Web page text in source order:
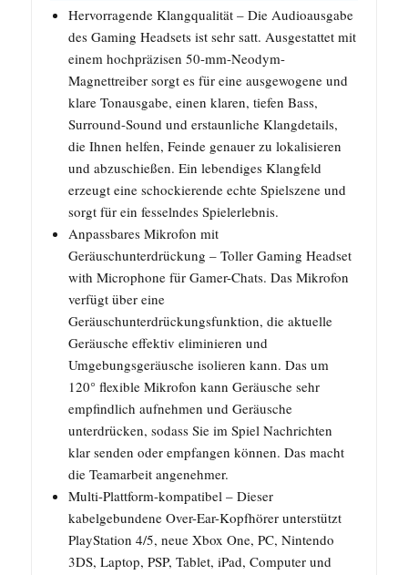
Hervorragende Klangqualität – Die Audioausgabe
des Gaming Headsets ist sehr satt. Ausgestattet mit
einem hochpräzisen 50-mm-Neodym-
Magnettreiber sorgt es für eine ausgewogene und
klare Tonausgabe, einen klaren, tiefen Bass,
Surround-Sound und erstaunliche Klangdetails,
die Ihnen helfen, Feinde genauer zu lokalisieren
und abzuschießen. Ein lebendiges Klangfeld
erzeugt eine schockierende echte Spielszene und
sorgt für ein fesselndes Spielerlebnis.
Anpassbares Mikrofon mit
Geräuschunterdrückung – Toller Gaming Headset
with Microphone für Gamer-Chats. Das Mikrofon
verfügt über eine
Geräuschunterdrückungsfunktion, die aktuelle
Geräusche effektiv eliminieren und
Umgebungsgeräusche isolieren kann. Das um
120° flexible Mikrofon kann Geräusche sehr
empfindlich aufnehmen und Geräusche
unterdrücken, sodass Sie im Spiel Nachrichten
klar senden oder empfangen können. Das macht
die Teamarbeit angenehmer.
Multi-Plattform-kompatibel – Dieser
kabelgebundene Over-Ear-Kopfhörer unterstützt
PlayStation 4/5, neue Xbox One, PC, Nintendo
3DS, Laptop, PSP, Tablet, iPad, Computer und